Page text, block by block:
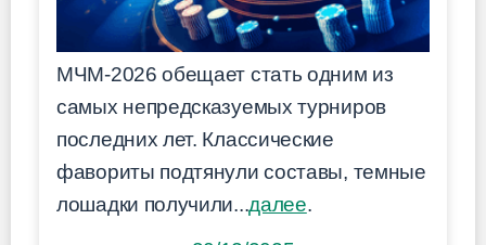
МЧМ-2026 обещает стать одним из
самых непредсказуемых турниров
последних лет. Классические
фавориты подтянули составы, темные
лошадки получили...далее.